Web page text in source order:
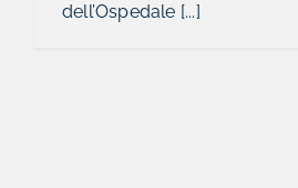
dell’Ospedale [...]